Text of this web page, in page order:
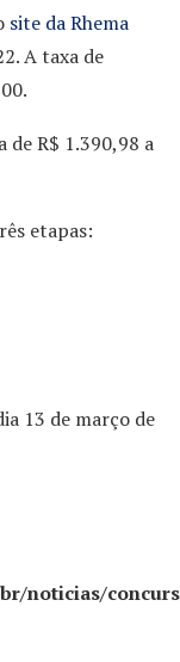
site da Rhema
A taxa de
de R$ 1.390,98 a
etapas:
13 de março de
noticias/